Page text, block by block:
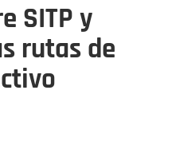
SITP y
rutas de